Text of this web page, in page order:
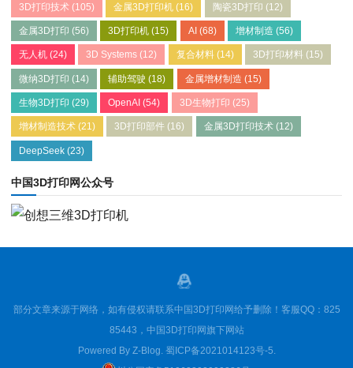
3D打印技术 (105) 金属3D打印机 (16) 陶瓷3D打印 (12)
金属3D打印 (56) 3D打印机 (15) AI (68) 增材制造 (56)
无人机 (24) 3D Systems (12) 复合材料(14) 3D打印材料 (15)
微纳3D打印 (14) 辅助驾驶 (18) 金属增材制造 (15)
生物3D打印 (29) OpenAI (54) 3D生物打印 (25)
增材制造技术 (21) 3D打印部件 (16) 金属3D打印技术(12)
DeepSeek (23)
中国3D打印网公众号
部分文章来源于网络，如有侵权请联系中国3D打印网给予删除！客服QQ：825
85443，中国3D打印网旗下网站
Powered By Z-Blog 蜀ICP备2021014123号-5